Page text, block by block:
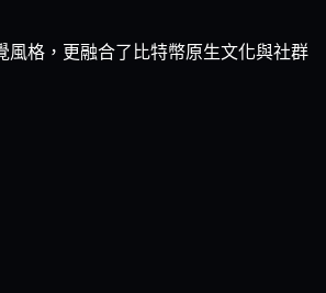
格，更融合了比特幣原生文化與社群